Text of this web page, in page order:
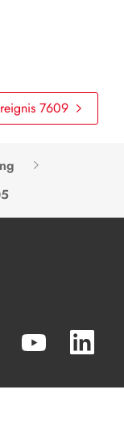
7609